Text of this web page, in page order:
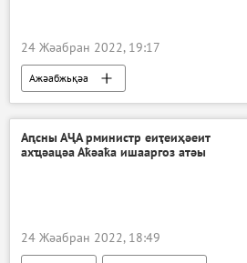
24 Жәабран 2022, 19:17
Ажәабжьқәа
Аԥсны АҶА рминистр еиҭеиҳәеит
ахҵәацәа Аҟәаҟа ишааргоз атәы
24 Жәабран 2022, 18:49